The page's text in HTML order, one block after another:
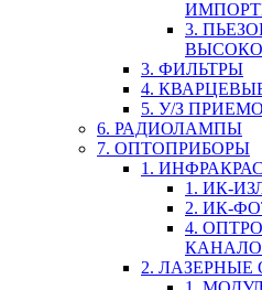
3.
3. ФИЛЬТРЫ
4.
5. У/З
6. РАДИОЛАМПЫ
7. ОПТОПРИБОРЫ
1.
1. ИК-
2. ИК-
4.
2.